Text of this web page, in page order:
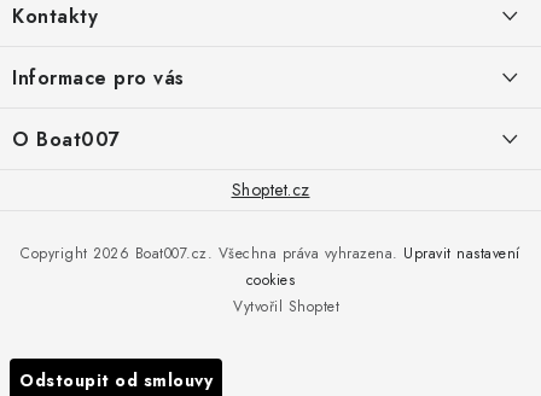
p
a
Kontakty
+420 775 473 808
PŘÍJEM/VÝDEJ/SERVIS zakázek
Informace pro vás
Obchodní podmínky
Podmínky ochrany osobních údajů
O Boat007
Všechny značky
Shoptet.cz
Vytvořil Shoptet
Copyright 2026 Boat007.cz. Všechna práva vyhrazena. Upravit nastavení
cookies
Odstoupit od smlouvy